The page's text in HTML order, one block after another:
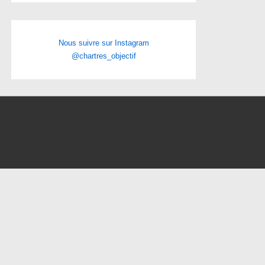
Nous suivre sur Instagram
@chartres_objectif